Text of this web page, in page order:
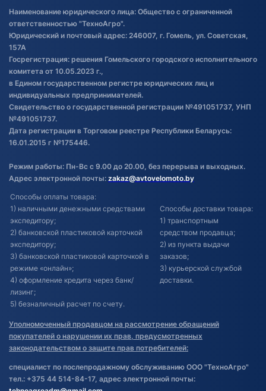
Обработка файлов cookie
Постановка транспорта на учет
Обновления в ЭПТС 2024
Наименование юридического лица: Общество с ограниченной
ответственностью "ТехноАгро".
Юридический и почтовый адрес: 246007, г. Гомель, ул. Советская,
157А
Госрегистрация: решения Гомельского городского исполнительного
комитета от 10.05.2023 г.,
в Едином государственном регистре юридических лиц и
индивидуальных предпринимателей.
Свидетельство о государственной регистрации №491051737, УНП
№491051737.
Дата регистрации в Торговом реестре Республики Беларусь:
16.01.2015 г №175446.
Режим работы: Пн-Вс с 9.00 до 20.00, без перерыва и выходных.
Адрес электронной почты: zakaz@avtovelomoto.by
Способы оплаты товара:
1) наличными денежными средствами
экспедитору;
2) банковской пластиковой карточкой
экспедитору;
3) банковской пластиковой карточкой в
режиме «онлайн»;
4) оформление кредита через банк/
лизинг;
5) безналичный расчет по счету.
Способы доставки товара:
1) транспортным
средством продавца;
2) из пункта выдачи
заказов;
3) курьерской службой
доставки.
Уполномоченный продавцом на рассмотрение обращений
покупателей о нарушении их прав, предусмотренных
законодательством о защите прав потребителей:
специалист по послепродажному обслуживанию ООО "ТехноАгро"
тел.: +375 44 514-84-17, адрес электронной почты: